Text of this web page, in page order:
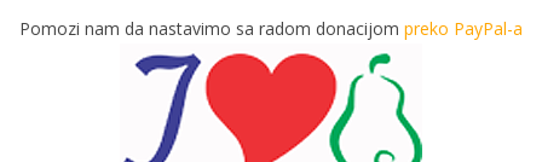
Pomozi nam da nastavimo sa radom donacijom preko PayPal-a